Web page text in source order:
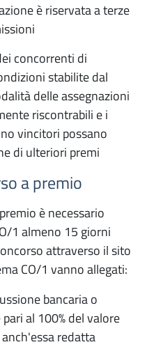
visure
sociali e registri
e carta tachigrafica
fluorurati ad
è riservata a terze
concorrenti di
stabilite dal
delle assegnazioni
riscontrabili e i
vincitori possano
di ulteriori premi
a premio
è necessario
1 almeno 15 giorni
attraverso il sito
CO/1 vanno allegati:
bancaria o
al 100% del valore
redatta